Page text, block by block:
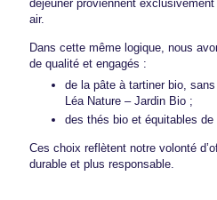
déjeuner proviennent
air.
Dans cette même logique, nous
de qualité et engagés :
de la pâte à tartiner bio,
Léa Nature – Jardin Bio ;
des thés bio et équitables de
Ces choix reflètent notre volonté
durable et plus responsable.